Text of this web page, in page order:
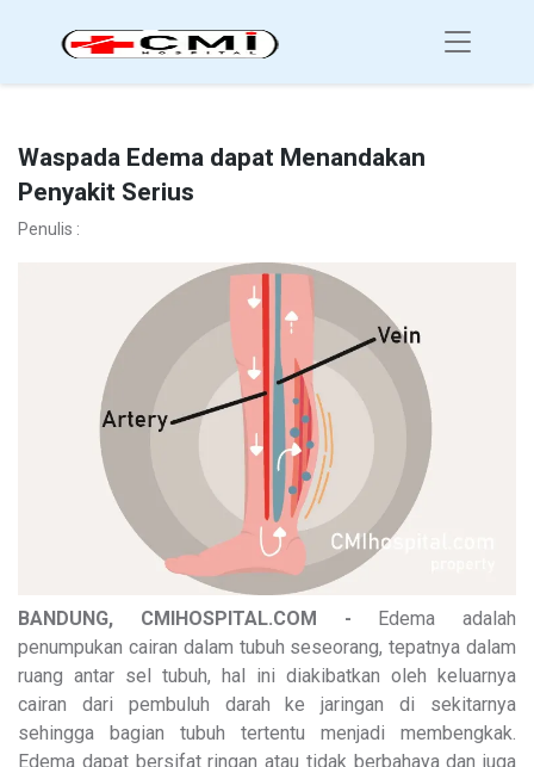
Waspada Edema dapat Menandakan
Penyakit Serius
Penulis :
BANDUNG, CMIHOSPITAL.COM - Edema adalah
penumpukan cairan dalam tubuh seseorang, tepatnya dalam
ruang antar sel tubuh, hal ini diakibatkan oleh keluarnya
cairan dari pembuluh darah ke jaringan di sekitarnya
sehingga bagian tubuh tertentu menjadi membengkak.
Edema dapat bersifat ringan atau tidak berbahaya dan juga